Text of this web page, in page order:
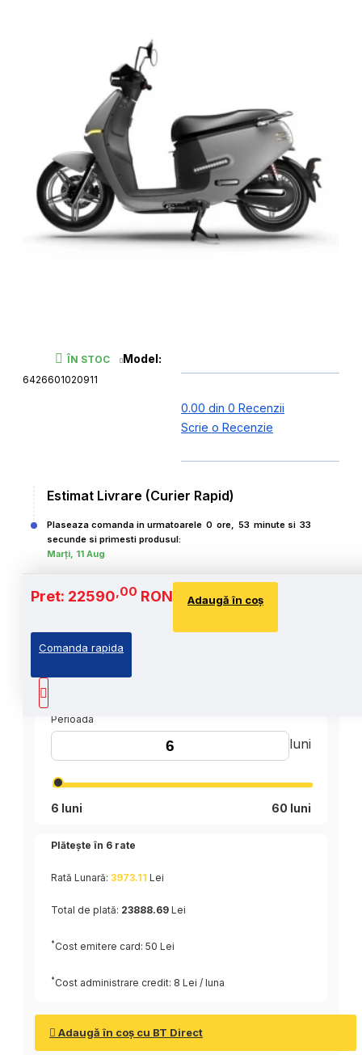
ÎN STOC Model:
6426601020911
0.00 din 0 Recenzii
Scrie o Recenzie
Estimat Livrare (Curier Rapid)
Plaseaza comanda in urmatoarele 0 ore, 53 minute si 32
secunde si primesti produsul:
Marți, 11 Aug
Pret: 22590,00 RON Adaugă în coş
Comanda rapida
Perioada
luni
6 luni 60 luni
Plătește în 6 rate
Rată Lunară: 3973.11 Lei
Total de plată: 23888.69 Lei
* Cost emitere card: 50 Lei
* Cost administrare credit: 8 Lei / luna
Adaugă în coş cu BT Direct